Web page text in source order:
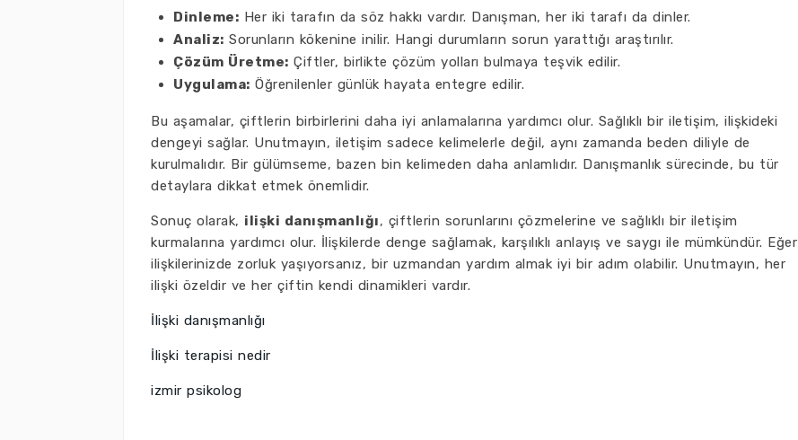
Dinleme: Her iki tarafın da söz hakkı vardır. Danışman, her iki tarafı da dinler.
Analiz: Sorunların kökenine inilir. Hangi durumların sorun yarattığı araştırılır.
Çözüm Üretme: Çiftler, birlikte çözüm yolları bulmaya teşvik edilir.
Uygulama: Öğrenilenler günlük hayata entegre edilir.
Bu aşamalar, çiftlerin birbirlerini daha iyi anlamalarına yardımcı olur. Sağlıklı bir iletişim, ilişkideki
dengeyi sağlar. Unutmayın, iletişim sadece kelimelerle değil, aynı zamanda beden diliyle de
kurulmalıdır. Bir gülümseme, bazen bin kelimeden daha anlamlıdır. Danışmanlık sürecinde, bu tür
detaylara dikkat etmek önemlidir.
Sonuç olarak, ilişki danışmanlığı, çiftlerin sorunlarını çözmelerine ve sağlıklı bir iletişim
kurmalarına yardımcı olur. İlişkilerde denge sağlamak, karşılıklı anlayış ve saygı ile mümkündür. Eğer
ilişkilerinizde zorluk yaşıyorsanız, bir uzmandan yardım almak iyi bir adım olabilir. Unutmayın, her
ilişki özeldir ve her çiftin kendi dinamikleri vardır.
İlişki danışmanlığı
İlişki terapisi nedir
izmir psikolog